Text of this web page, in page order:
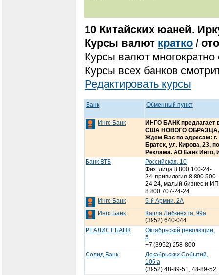
10 Китайских юаней.
Курсы валют кратко /
Курсы валют
Курсы всех банков
Редактировать курсы
Банк Обменный пункт
Инго Банк
ИНГО БАНК предлагает
США НОВОГО ОБРАЗЦА,
Ждем Вас по адресам: г.
Братск, ул. Кирова, 23,
Реклама. АО Банк Инго,
Банк ВТБ
Российская, 10
Физ. лица 8 800 100-24-
24, привилегия 8 800 500-
24-24, малый бизнес и ИП
8 800 707-24-24
Инго Банк
5-й Армии, 2А
Инго Банк
Карла Либкнехта, 99а
(3952) 640-044
РЕАЛИСТ БАНК
Октябрьской революции,
5
+7 (3952) 258-800
Солид Банк
Декабрьских Событий,
105 а
(3952) 48-89-51, 48-89-52